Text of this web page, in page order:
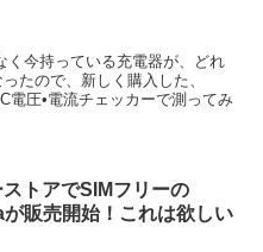
く今持っている充電器が、どれ
たので、新しく購入した、
電圧•電流チェッカーで測ってみ
ストアでSIMフリーの
販売開始！これは欲しい